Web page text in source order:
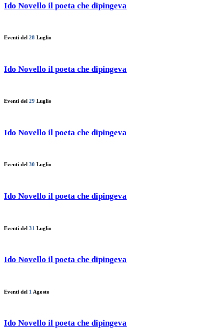
Ido Novello il poeta che dipingeva
Eventi del 28 Luglio
Ido Novello il poeta che dipingeva
Eventi del 29 Luglio
Ido Novello il poeta che dipingeva
Eventi del 30 Luglio
Ido Novello il poeta che dipingeva
Eventi del 31 Luglio
Ido Novello il poeta che dipingeva
Eventi del 1 Agosto
Ido Novello il poeta che dipingeva